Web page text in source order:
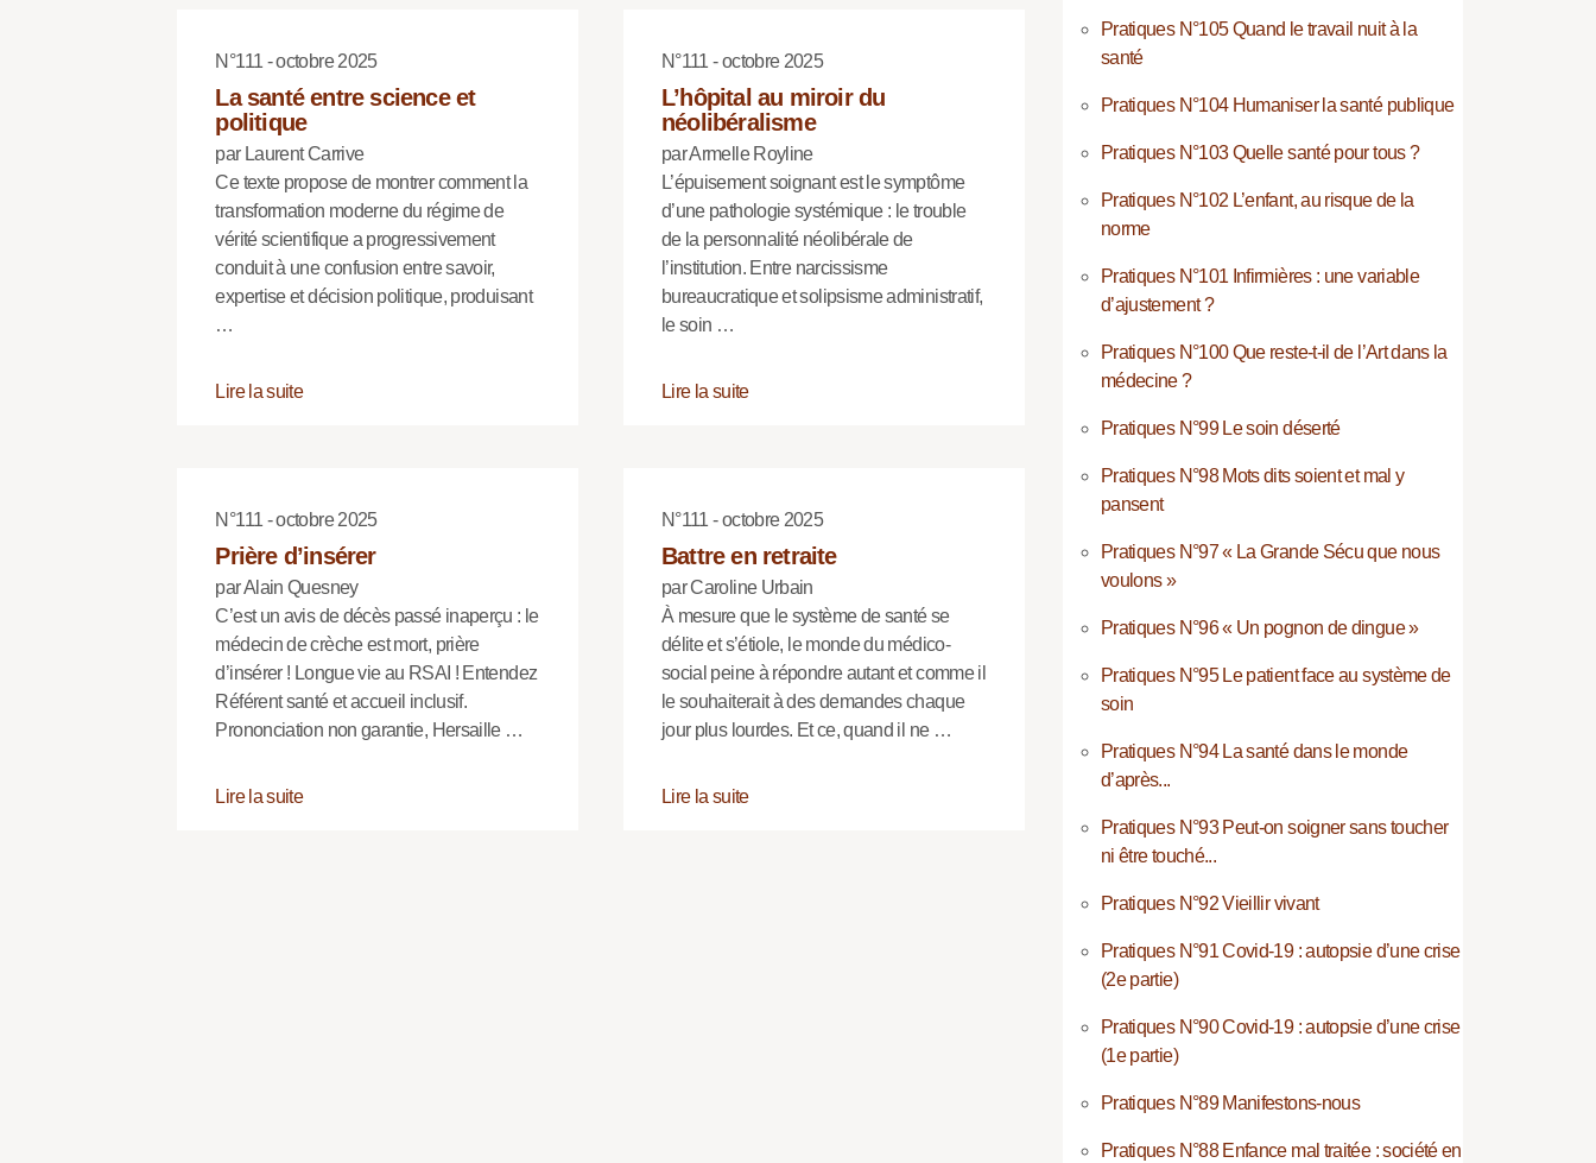
N°111 - octobre 2025
La santé entre science et
politique
par Laurent Carrive
Ce texte propose de montrer comment la
transformation moderne du régime de
vérité scientifique a progressivement
conduit à une confusion entre savoir,
expertise et décision politique, produisant
…
Lire la suite
N°111 - octobre 2025
L’hôpital au miroir du
néolibéralisme
par Armelle Royline
L’épuisement soignant est le symptôme
d’une pathologie systémique : le trouble
de la personnalité néolibérale de
l’institution. Entre narcissisme
bureaucratique et solipsisme administratif,
le soin …
Lire la suite
N°111 - octobre 2025
Prière d’insérer
par Alain Quesney
C’est un avis de décès passé inaperçu : le
médecin de crèche est mort, prière
d’insérer ! Longue vie au RSAI ! Entendez
Référent santé et accueil inclusif.
Prononciation non garantie, Hersaille …
Lire la suite
N°111 - octobre 2025
Battre en retraite
par Caroline Urbain
À mesure que le système de santé se
délite et s’étiole, le monde du médico-
social peine à répondre autant et comme il
le souhaiterait à des demandes chaque
jour plus lourdes. Et ce, quand il ne …
Lire la suite
Pratiques N°105 Quand le travail nuit à la
santé
Pratiques N°104 Humaniser la santé publique
Pratiques N°103 Quelle santé pour tous ?
Pratiques N°102 L’enfant, au risque de la
norme
Pratiques N°101 Infirmières : une variable
d’ajustement ?
Pratiques N°100 Que reste-t-il de l’Art dans la
médecine ?
Pratiques N°99 Le soin déserté
Pratiques N°98 Mots dits soient et mal y
pansent
Pratiques N°97 « La Grande Sécu que nous
voulons »
Pratiques N°96 « Un pognon de dingue »
Pratiques N°95 Le patient face au système de
soin
Pratiques N°94 La santé dans le monde
d’après...
Pratiques N°93 Peut-on soigner sans toucher
ni être touché...
Pratiques N°92 Vieillir vivant
Pratiques N°91 Covid-19 : autopsie d’une crise
(2e partie)
Pratiques N°90 Covid-19 : autopsie d’une crise
(1e partie)
Pratiques N°89 Manifestons-nous
Pratiques N°88 Enfance mal traitée : société en